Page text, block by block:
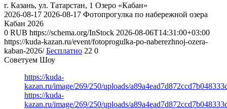
г. Казань, ул. Татарстан, 1 Озеро «Кабан»
2026-08-17 2026-08-17 Фотопрогулка по набережной озера
Кабан 2026
0 RUB https://schema.org/InStock 2026-08-06T14:31:00+03:00
https://kuda-kazan.ru/event/fotoprogulka-po-naberezhnoj-ozera-
kaban-2026/ Бесплатно 22 0
Советуем Шоу
https://kuda-
kazan.ru/image/269/250/uploads/
https://kuda-
kazan.ru/image/269/250/uploads/